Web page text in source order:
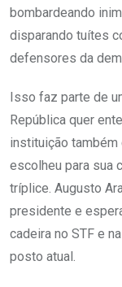
bombardeando
disparando tuítes
defensores da
Isso faz parte de
República quer
instituição também
escolheu para sua
tríplice. Augusto
presidente e
cadeira no STF e
posto atual.